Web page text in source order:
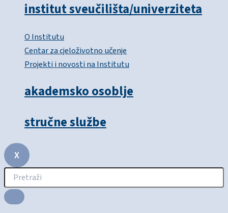
institut sveučilišta/univerziteta
O Institutu
Centar za cjeloživotno učenje
Projekti i novosti na Institutu
akademsko osoblje
stručne službe
X